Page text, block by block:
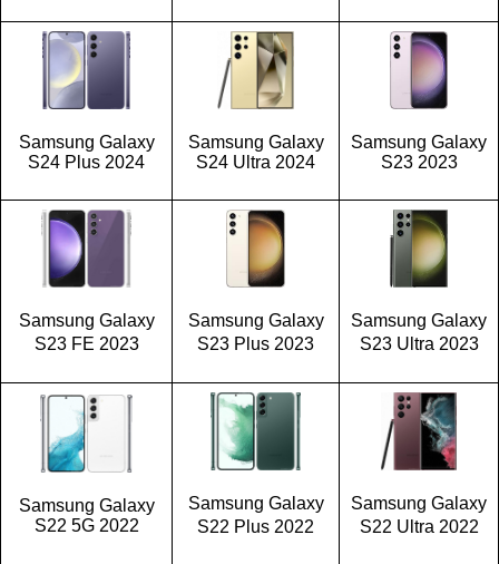
Samsung Galaxy
S24 Plus 2024
Samsung Galaxy
S24 Ultra 2024
Samsung Galaxy
S23 2023
Samsung Galaxy
S23 FE 2023
Samsung Galaxy
S23 Plus 2023
Samsung Galaxy
S23 Ultra 2023
Samsung Galaxy
S22 5G 2022
Samsung Galaxy
S22 Plus 2022
Samsung Galaxy
S22 Ultra 2022